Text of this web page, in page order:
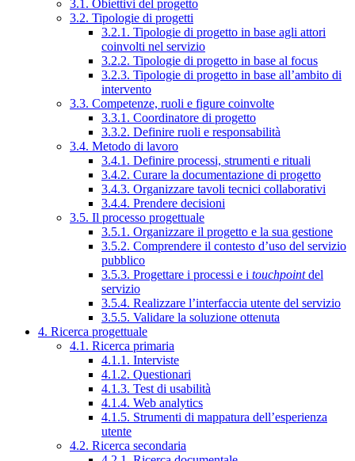
3.1. Obiettivi del progetto
3.2. Tipologie di progetti
3.2.1. Tipologie di progetto in base agli attori
coinvolti nel servizio
3.2.2. Tipologie di progetto in base al focus
3.2.3. Tipologie di progetto in base all’ambito di
intervento
3.3. Competenze, ruoli e figure coinvolte
3.3.1. Coordinatore di progetto
3.3.2. Definire ruoli e responsabilità
3.4. Metodo di lavoro
3.4.1. Definire processi, strumenti e rituali
3.4.2. Curare la documentazione di progetto
3.4.3. Organizzare tavoli tecnici collaborativi
3.4.4. Prendere decisioni
3.5. Il processo progettuale
3.5.1. Organizzare il progetto e la sua gestione
3.5.2. Comprendere il contesto d’uso del servizio
pubblico
3.5.3. Progettare i processi e i touchpointdel
servizio
3.5.4. Realizzare l’interfaccia utente del servizio
3.5.5. Validare la soluzione ottenuta
4. Ricerca progettuale
4.1. Ricerca primaria
4.1.1. Interviste
4.1.2. Questionari
4.1.3. Test di usabilità
4.1.4. Web analytics
4.1.5. Strumenti di mappatura dell’esperienza
utente
4.2. Ricerca secondaria